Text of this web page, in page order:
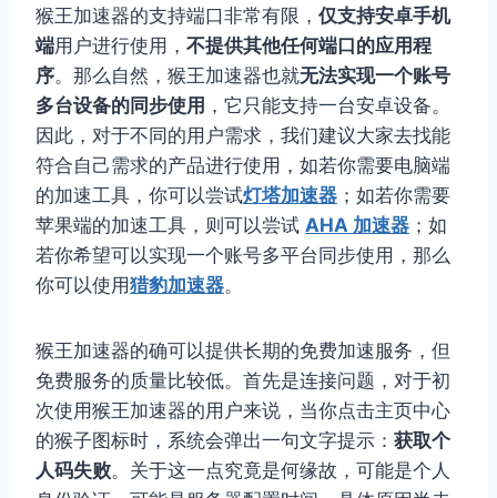
猴王加速器的支持端口非常有限， 仅支持安卓手机
端用户进行使用， 不提供其他任何端口的应用程
序。那么自然，猴王加速器也就无法实现一个账号
多台设备的同步使用 ，它只能支持一台安卓设备。
因此，对于不同的用户需求，我们建议大家去找能
符合自己需求的产品进行使用，如若你需要电脑端
的加速工具，你可以尝试灯塔加速器 ；如若你需要
苹果端的加速工具，则可以尝试 AHA 加速器 ；如
若你希望可以实现一个账号多平台同步使用，那么
你可以使用猎豹加速器。
猴王加速器的确可以提供长期的免费加速服务，但
免费服务的质量比较低。首先是连接问题，对于初
次使用猴王加速器的用户来说，当你点击主页中心
的猴子图标时，系统会弹出一句文字提示： 获取个
人码失败。关于这一点究竟是何缘故，可能是个人